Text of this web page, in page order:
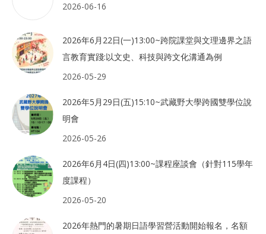
2026-06-16
2026年6月22日(一)13:00~跨院課堂與文理邊界之語
言教育實踐:以文史、科技與跨文化溝通為例
2026-05-29
2026年5月29日(五)15:10~武藏野大學跨國雙學位說
明會
2026-05-26
2026年6月4日(四)13:00~課程座談會（針對115學年
度課程）
2026-05-20
2026年熱門的暑期日語學習營活動開始報名，名額